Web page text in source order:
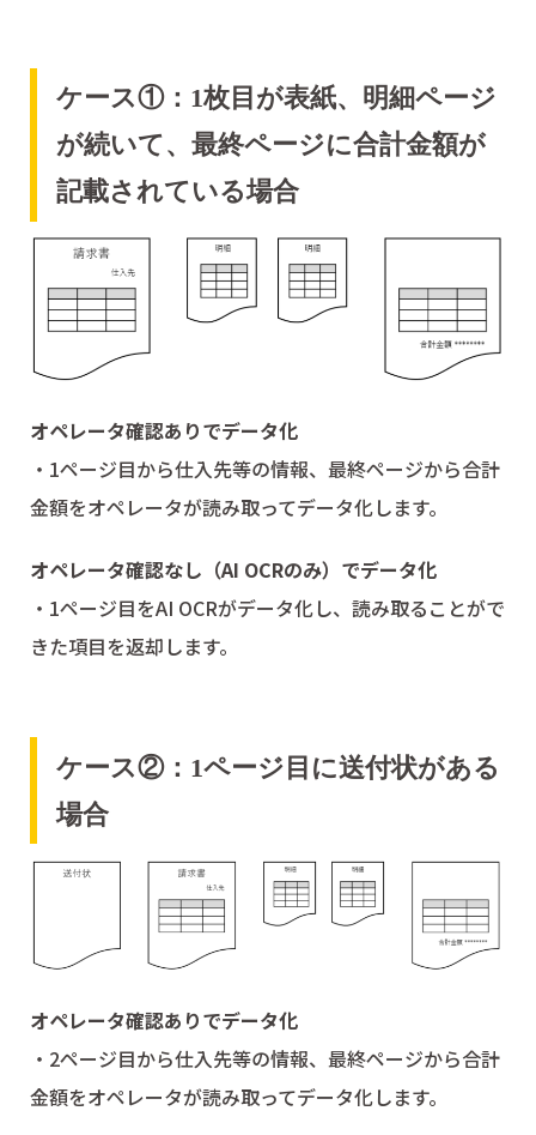
ケース①：1枚目が表紙、明細ページ
が続いて、最終ページに合計金額が
記載されている場合
オペレータ確認ありでデータ化
・1ページ目から仕入先等の情報、最終ページから合計
金額をオペレータが読み取ってデータ化します。
オペレータ確認なし（AI OCRのみ）でデータ化
・1ページ目をAI OCRがデータ化し、読み取ることがで
きた項目を返却します。
ケース②：1ページ目に送付状がある
場合
オペレータ確認ありでデータ化
・2ページ目から仕入先等の情報、最終ページから合計
金額をオペレータが読み取ってデータ化します。